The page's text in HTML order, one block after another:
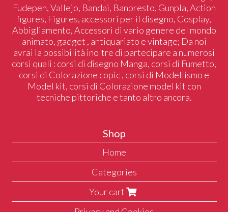
Fudepen, Vallejo, Bandai, Banpresto, Gunpla, Action
figures, Figures, accessori per il disegno, Cosplay,
Abbigliamento, Accessori di vario genere del mondo
animato, gadget , antiquariato e vintage; Da noi
avrai la possibilità inoltre di partecipare a numerosi
corsi quali : corsi di disegno Manga, corsi di Fumetto,
corsi di Colorazione copic , corsi di Modellismo e
Model kit, corsi di Colorazione model kit con
tecniche pittoriche e tanto altro ancora.
Shop
Home
Categories
Your cart